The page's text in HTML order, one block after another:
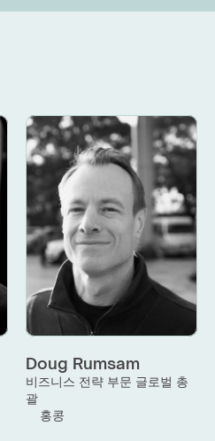
Doug Rumsam
비즈니스 전략 부문 글로벌 총
괄
홍콩